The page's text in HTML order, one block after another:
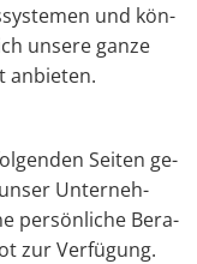
und kön­
un­se­re ganze
an­bie­ten.
Sei­ten ge­
Un­ter­neh­
per­sön­li­che Be­ra­
zur Ver­fü­gung.